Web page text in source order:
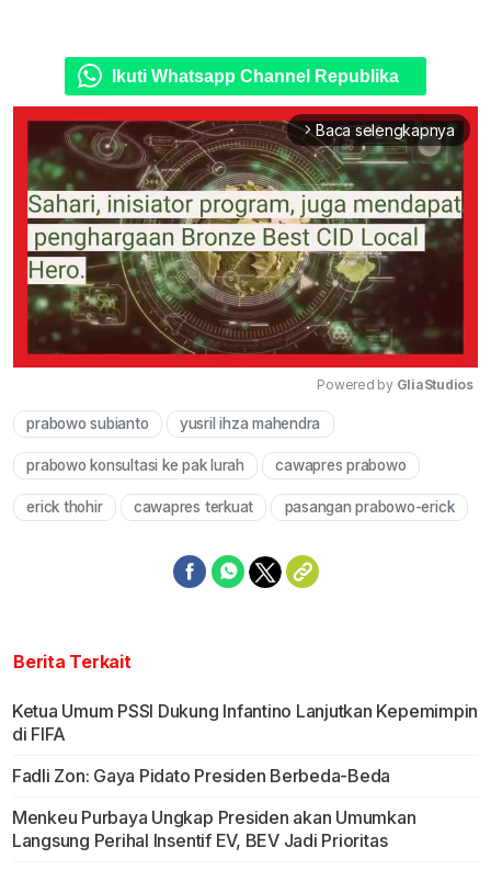
Ikuti Whatsapp Channel Republika
arrow_forward_ios Baca selengkapnya
Powered by GliaStudios
prabowo subianto yusril ihza mahendra
prabowo konsultasi ke pak lurah cawapres prabowo
erick thohir cawapres terkuat pasangan prabowo-erick
Berita Terkait
Ketua Umum PSSI Dukung Infantino Lanjutkan Kepemimpin
di FIFA
Fadli Zon: Gaya Pidato Presiden Berbeda-Beda
Menkeu Purbaya Ungkap Presiden akan Umumkan
Langsung Perihal Insentif EV, BEV Jadi Prioritas